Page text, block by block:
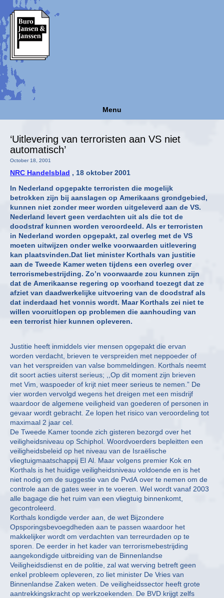
Menu
‘Uitlevering van terroristen aan VS niet
automatisch’
October 18, 2001
NRC Handelsblad , 18 oktober 2001
In Nederland opgepakte terroristen die mogelijk
betrokken zijn bij aanslagen op Amerikaans grondgebied,
kunnen niet zonder meer worden uitgeleverd aan de VS.
Nederland levert geen verdachten uit als die tot de
doodstraf kunnen worden veroordeeld. Als er terroristen
in Nederland worden opgepakt, zal overleg met de VS
moeten uitwijzen onder welke voorwaarden uitlevering
kan plaatsvinden.Dat liet minister Korthals van justitie
aan de Tweede Kamer weten tijdens een overleg over
terrorismebestrijding. Zo’n voorwaarde zou kunnen zijn
dat de Amerikaanse regering op voorhand toezegt dat ze
afziet van daadwerkelijke uitvoering van de doodstraf als
dat inderdaad het vonnis wordt. Maar Korthals zei niet te
willen vooruitlopen op problemen die aanhouding van
een terrorist hier kunnen opleveren.
Justitie heeft inmiddels vier mensen opgepakt die ervan
worden verdacht, brieven te verspreiden met neppoeder of
van het verspreiden van valse bommeldingen. Korthals neemt
dit soort acties uiterst serieus; ,,Op dit moment zijn brieven
met Vim, waspoeder of krijt niet meer serieus te nemen.” De
vier worden vervolgd wegens het dreigen met een misdrijf
waardoor de algemene veiligheid van goederen of personen in
gevaar wordt gebracht. Ze lopen het risico van veroordeling tot
maximaal 2 jaar cel.
De Tweede Kamer toonde zich gisteren bezorgd over het
veiligheidsniveau op Schiphol. Woordvoerders bepleitten een
veiligheidsbeleid op het niveau van de Israëlische
vliegtuigmaatschappij El Al. Maar volgens premier Kok en
Korthals is het huidige veiligheidsniveau voldoende en is het
niet nodig om de suggestie van de PvdA over te nemen om de
controle aan de gates weer in te voeren. Wel wordt vanaf 2003
alle bagage die het ruim van een vliegtuig binnenkomt,
gecontroleerd.
Korthals kondigde verder aan, de wet Bijzondere
Opsporingsbevoegdheden aan te passen waardoor het
makkelijker wordt om verdachten van terreurdaden op te
sporen. De eerder in het kader van terrorismebestrijding
aangekondigde uitbreiding van de Binnenlandse
Veiligheidsdienst en de politie, zal wat werving betreft geen
enkel probleem opleveren, zo liet minister De Vries van
Binnenlandse Zaken weten. De veiligheidssector heeft grote
aantrekkingskracht op werkzoekenden. De BVD krijgt zelfs